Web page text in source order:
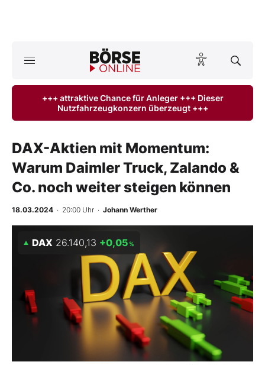
ktuelle Ausgabe BÖRSE ONLINE lesen
Anlageprodukte
Finanz-Check
BO-Musterdepots
Mein B:O
Mein Konto
+++ attraktive Chance für Anleger +++ Dieser
Nutzfahrzeugkonzern überzeugt +++
DAX-Aktien mit Momentum:
Warum Daimler Truck, Zalando &
Co. noch weiter steigen können
18.03.2024 · 20:00 Uhr · Johann Werther
DAX 26.140,13 +0,05 %